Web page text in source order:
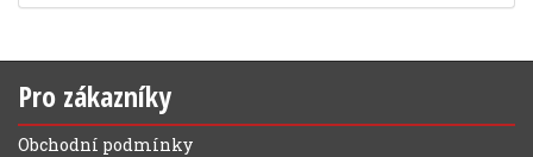
Pro zákazníky
Obchodní podmínky